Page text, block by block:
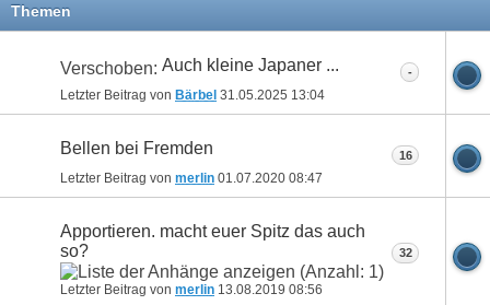
Themen
Verschoben: Auch kleine Japaner ...
Letzter Beitrag von Bärbel 31.05.2025 13:04
-
Bellen bei Fremden
Letzter Beitrag von merlin 01.07.2020 08:47
16
Apportieren. macht euer Spitz das auch
so?
Letzter Beitrag von merlin 13.08.2019 08:56
32